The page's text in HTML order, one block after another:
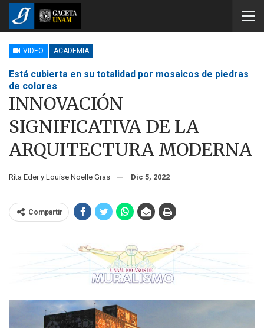
VIDEO ACADEMIA
Está cubierta en su totalidad por mosaicos de piedras
de colores
INNOVACIÓN
SIGNIFICATIVA DE LA
ARQUITECTURA MODERNA
Rita Eder y Louise Noelle Gras Dic 5, 2022
Compartir